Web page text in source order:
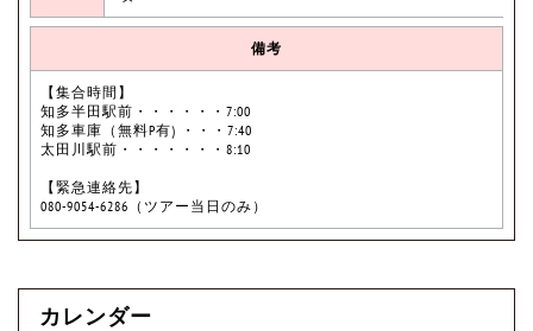
備考
【集合時間】
知多半田駅前・・・・・・7:00
知多車庫（無料P有) ・・・7:40
太田川駅前・・・・・・・8:10
【緊急連絡先】
080-9054-6286（ツアー当日のみ）
カレンダー